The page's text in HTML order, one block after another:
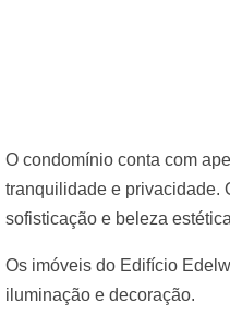
O condomínio conta com
tranquilidade e privacidade.
sofisticação e beleza
Os imóveis do Edifício
iluminação e decoração.